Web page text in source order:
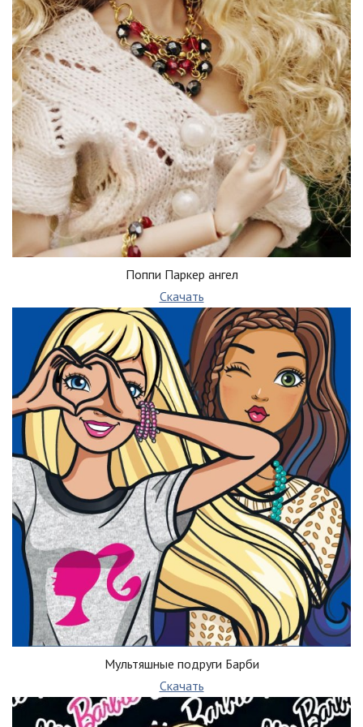
Поппи Паркер ангел
Скачать
Мультяшные подруги Барби
Скачать